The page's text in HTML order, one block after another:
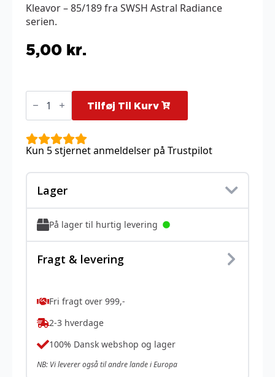
Kleavor – 85/189 fra SWSH Astral Radiance
serien.
5,00 kr.
Kleavor
antal
Tilføj Til Kurv
Kun 5 stjernet anmeldelser på Trustpilot
Lager
På lager til hurtig levering
Fragt & levering
Fri fragt over 999,-
2-3 hverdage
100% Dansk webshop og lager
NB: Vi leverer også til andre lande i Europa